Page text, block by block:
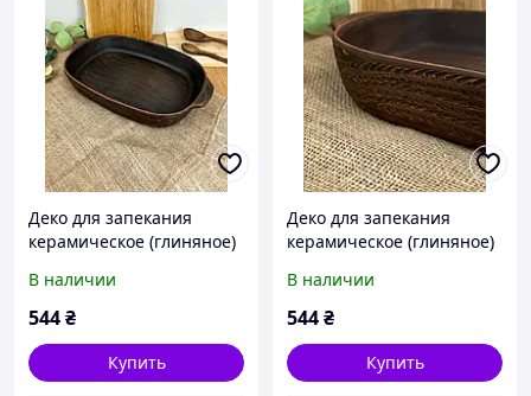
Деко для запекания
керамическое (глиняное)
В наличии
544₴
Купить
Деко для запекания
керамическое (глиняное)
В наличии
544₴
Купить